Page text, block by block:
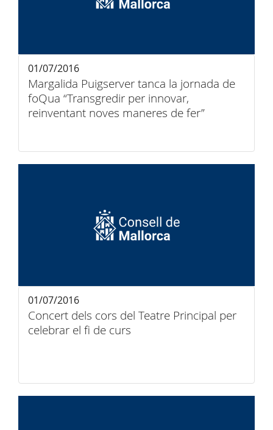
Margalida Puigserver tanca la jornada de
foQua “Transgredir per innovar,
reinventant noves maneres de fer”
01/07/2016
Concert dels cors del Teatre Principal per
celebrar el fi de curs
01/07/2016